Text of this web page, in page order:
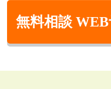
無料相談